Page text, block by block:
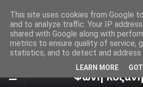
Φωνή
This site uses cookies from Google
and to analyze traffic. Your IP
shared with Google along with
metrics to ensure quality of service,
statistics, and to detect and address
LEARN MORE